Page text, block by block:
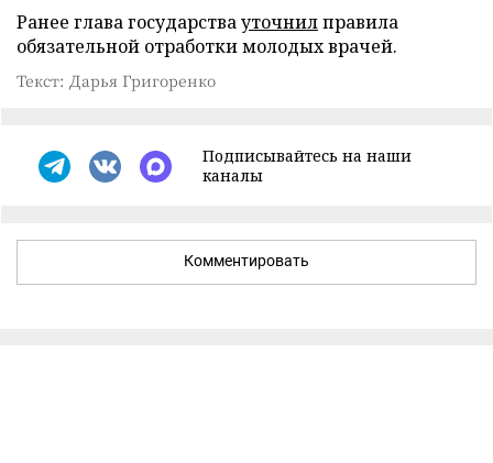
Ранее глава государствауточнилправила
обязательной отработки молодых врачей.
Текст: Дарья Григоренко
Подписывайтесь на наши
каналы
Комментировать